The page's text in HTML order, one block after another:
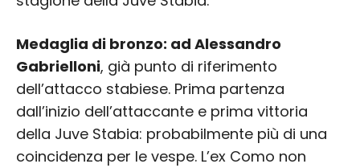
Medaglia di bronzo: ad Alessandro
Gabrielloni, già punto di riferimento
dell’attacco stabiese. Prima partenza
dall’inizio dell’attaccante e prima vittoria
della Juve Stabia: probabilmente più di una
coincidenza per le vespe. L’ex Como non